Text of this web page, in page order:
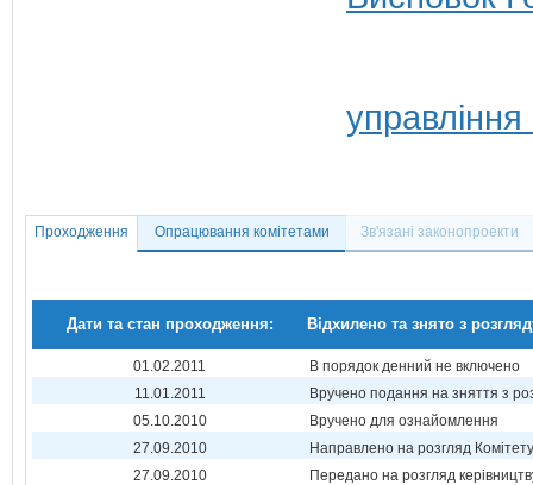
Проходження Опрацювання комітетами Зв'язані законопроекти
Дати та стан проходження: Відхилено та знято з
01.02.2011
В порядок денний не включено
11.01.2011
Вручено подання на зняття з
05.10.2010
Вручено для ознайомлення
27.09.2010
Направлено на розгляд Комітету
27.09.2010
Передано на розгляд